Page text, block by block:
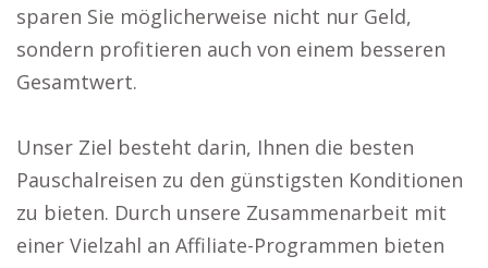
sparen Sie möglicherweise nicht nur Geld,
sondern profitieren auch von einem besseren
Gesamtwert.
Unser Ziel besteht darin, Ihnen die besten
Pauschalreisen zu den günstigsten Konditionen
zu bieten. Durch unsere Zusammenarbeit mit
einer Vielzahl an Affiliate-Programmen bieten